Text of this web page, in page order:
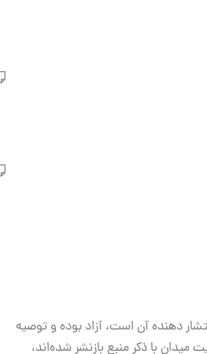
دهنده آن است، آزاد بوده و توصیه
میدان با ذکر منبع بازنشر شده‌اند،